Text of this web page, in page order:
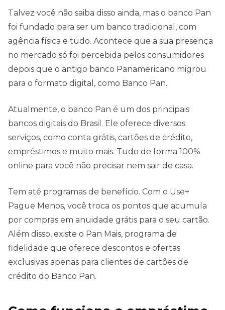
Talvez você não saiba disso ainda, mas o banco Pan
foi fundado para ser um banco tradicional, com
agência física e tudo. Acontece que a sua presença
no mercado só foi percebida pelos consumidores
depois que o antigo banco Panamericano migrou
para o formato digital, como Banco Pan.
Atualmente, o banco Pan é um dos principais
bancos digitais do Brasil. Ele oferece diversos
serviços, como conta grátis, cartões de crédito,
empréstimos e muito mais. Tudo de forma 100%
online para você não precisar nem sair de casa.
Tem até programas de benefício. Com o Use+
Pague Menos, você troca os pontos que acumula
por compras em anuidade grátis para o seu cartão.
Além disso, existe o Pan Mais, programa de
fidelidade que oferece descontos e ofertas
exclusivas apenas para clientes de cartões de
crédito do Banco Pan.